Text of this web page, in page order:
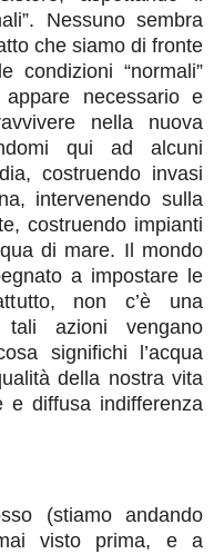
Nessuno sembra
che siamo di fronte
condizioni “normali”
necessario e
nella nuova
qui ad alcuni
costruendo invasi
intervenendo sulla
costruendo impianti
di mare. Il mondo
a impostare le
non c’è una
tali azioni vengano
significhi l’acqua
della nostra vita
e diffusa indifferenza
(stiamo andando
visto prima, e a